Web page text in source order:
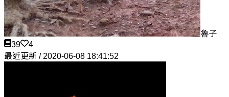
魯子
39
4
最近更新 / 2020-06-08 18:41:52